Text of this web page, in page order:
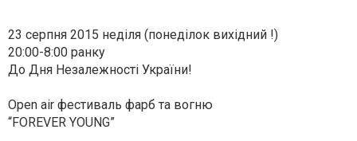
23 серпня 2015 неділя (понеділок вихідний !)
20:00-8:00 ранку
До Дня Незалежності України!
Open air фестиваль фарб та вогню
“FOREVER YOUNG”